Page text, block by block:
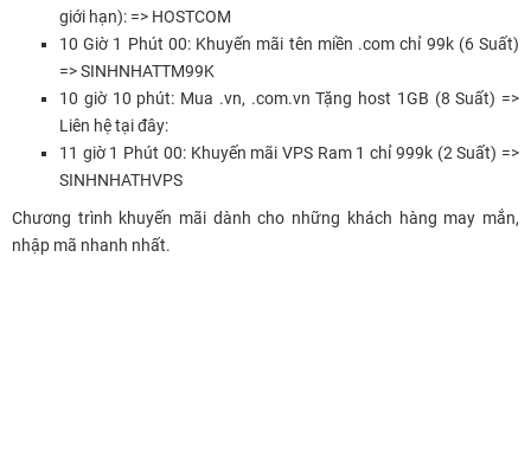
giới hạn): => HOSTCOM
10 Giờ 1 Phút 00: Khuyến mãi tên miền .com chỉ 99k (6 Suất)
=> SINHNHATTM99K
10 giờ 10 phút: Mua .vn, .com.vn Tặng host 1GB (8 Suất) =>
Liên hệ tại đây:
11 giờ 1 Phút 00: Khuyến mãi VPS Ram 1 chỉ 999k (2 Suất) =>
SINHNHATHVPS
Chương trình khuyến mãi dành cho những khách hàng may mắn,
nhập mã nhanh nhất.